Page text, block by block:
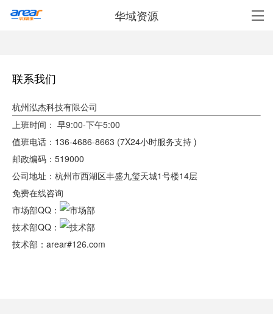
华域资源
联系我们
杭州泓杰科技有限公司
上班时间： 早9:00-下午5:00
值班电话：136-4686-8663 (7X24小时服务支持 )
邮政编码：519000
公司地址：杭州市西湖区丰盛九玺天城1号楼14层
免费在线咨询
市场部QQ：
技术部QQ：
技术部：arear#126.com